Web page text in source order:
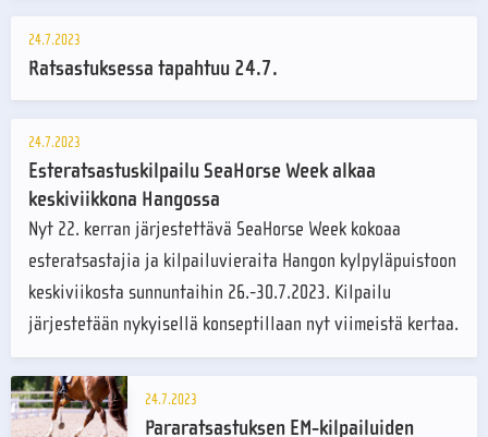
24.7.2023
Ratsastuksessa tapahtuu 24.7.
24.7.2023
Esteratsastuskilpailu SeaHorse Week alkaa
keskiviikkona Hangossa
Nyt 22. kerran järjestettävä SeaHorse Week kokoaa
esteratsastajia ja kilpailuvieraita Hangon kylpyläpuistoon
keskiviikosta sunnuntaihin 26.-30.7.2023. Kilpailu
järjestetään nykyisellä konseptillaan nyt viimeistä kertaa.
24.7.2023
Pararatsastuksen EM-kilpailuiden